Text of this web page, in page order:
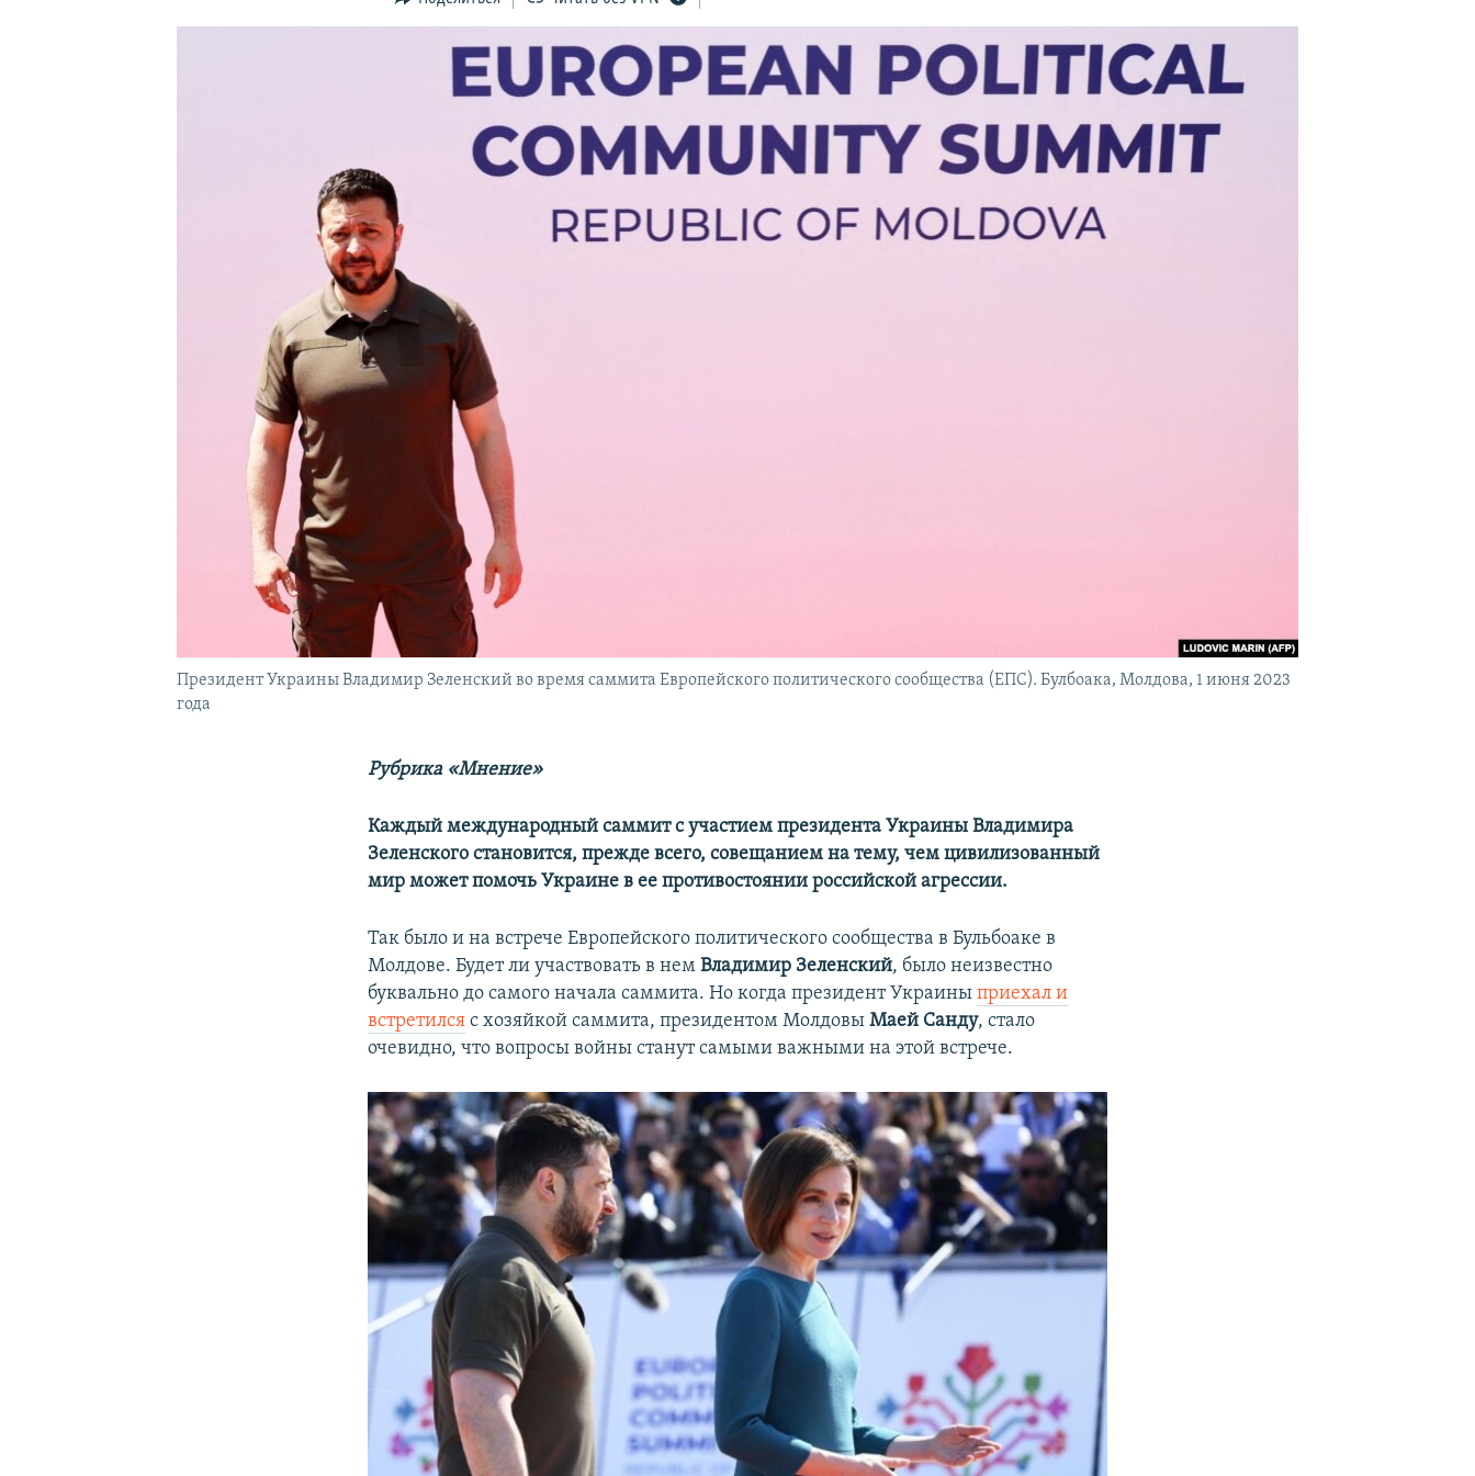
Президент Украины Владимир Зеленский во время саммита Европейского политического сообщества (ЕПС). Булбоака, Молдова, 1 июня 2023
года
Рубрика «Мнение»
Каждый международный саммит с участием президента Украины Владимира
Зеленского становится, прежде всего, совещанием на тему, чем цивилизованный
мир может помочь Украине в ее противостоянии российской агрессии.
Так было и на встрече Европейского политического сообщества в Бульбоаке в
Молдове. Будет ли участвовать в нем Владимир Зеленский, было неизвестно
буквально до самого начала саммита. Но когда президент Украиныприехал и
встретился с хозяйкой саммита, президентом Молдовы Маей Санду, стало
очевидно, что вопросы войны станут самыми важными на этой встрече.